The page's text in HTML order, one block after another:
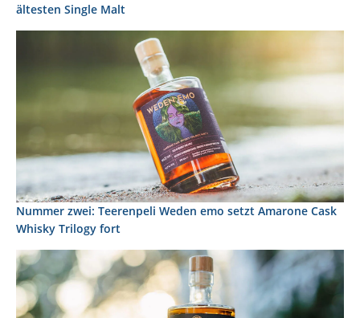
ältesten Single Malt
Nummer zwei: Teerenpeli Weden emo setzt Amarone Cask
Whisky Trilogy fort